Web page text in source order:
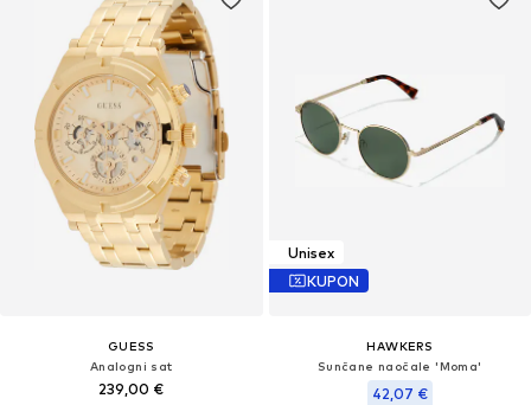
GUESS
Analogni sat
239,00 €
Unisex
KUPON
HAWKERS
Sunčane naočale 'Moma'
42,07 €